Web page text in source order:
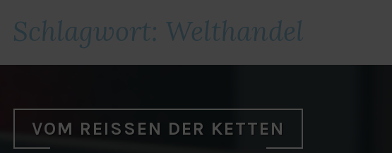
Schlagwort: Welthandel
VOM REISSEN DER KETTEN